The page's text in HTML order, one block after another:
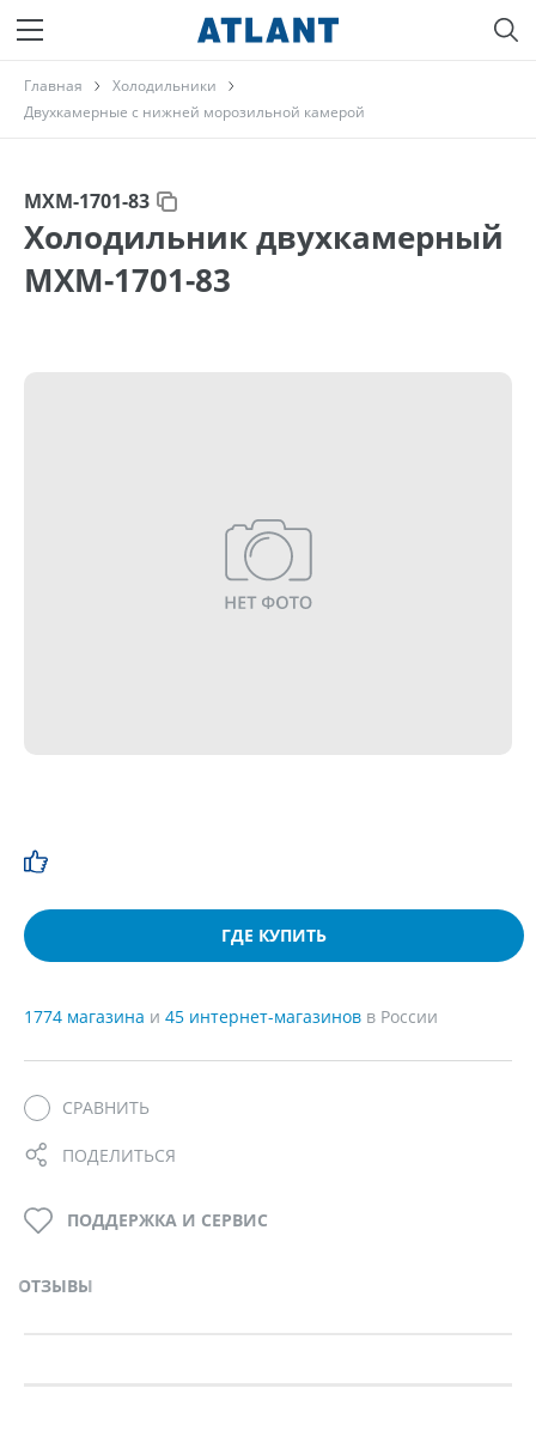
Главная
Холодильники
Двухкамерные с нижней морозильной камерой
МХМ-1701-83
Холодильник двухкамерный
МХМ-1701-83
ГДЕ КУПИТЬ
1774 магазина и 45 интернет-магазинов в России
СРАВНИТЬ
ПОДЕЛИТЬСЯ
ОТЗЫВЫ
ПОДДЕРЖКА И СЕРВИС